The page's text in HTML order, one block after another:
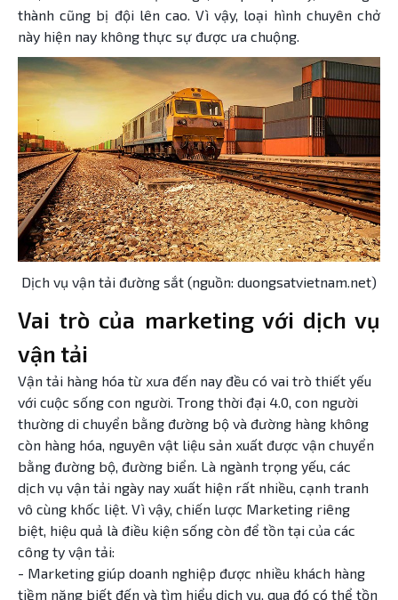
thành cũng bị đội lên cao. Vì vậy, loại hình chuyên chở
này hiện nay không thực sự được ưa chuộng.
Dịch vụ vận tải đường sắt (nguồn: duongsatvietnam.net)
Vai trò của marketing với dịch vụ
vận tải
Vận tải hàng hóa từ xưa đến nay đều có vai trò thiết yếu
với cuộc sống con người. Trong thời đại 4.0, con người
thường di chuyển bằng đường bộ và đường hàng không
còn hàng hóa, nguyên vật liệu sản xuất được vận chuyển
bằng đường bộ, đường biển. Là ngành trọng yếu, các
dịch vụ vận tải ngày nay xuất hiện rất nhiều, cạnh tranh
vô cùng khốc liệt. Vì vậy, chiến lược Marketing riêng
biệt, hiệu quả là điều kiện sống còn để tồn tại của các
công ty vận tải:
- Marketing giúp doanh nghiệp được nhiều khách hàng
tiềm năng biết đến và tìm hiểu dịch vụ, qua đó có thể tồn